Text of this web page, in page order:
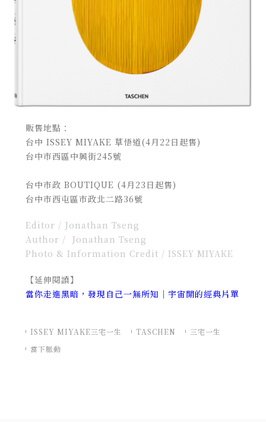
販售地點：
台中 ISSEY MIYAKE 草悟道(4月22日起售)
台中市西區中興街245號
台中市政 BOUTIQUE (4月23日起售)
台中市西屯區市政北二路36號
Editor / Jonathan Tseng
Author / Jonathan Tseng
Photo & Information Credit / ISSEY MIYAKE
【延伸閱讀】
當你走進黑暗，發現自己一無所知｜宇宙開的經典片單
ISSEY MIYAKE三宅一生 TASCHEN
三宅一生
當下脈動